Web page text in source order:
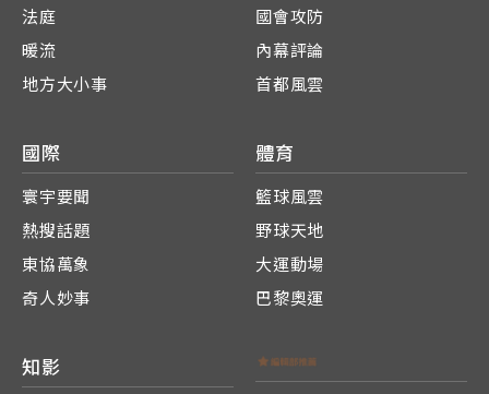
法庭
暖流
地方大小事
國會攻防
內幕評論
首都風雲
國際
寰宇要聞
熱搜話題
東協萬象
奇人妙事
體育
籃球風雲
野球天地
大運動場
巴黎奧運
知影